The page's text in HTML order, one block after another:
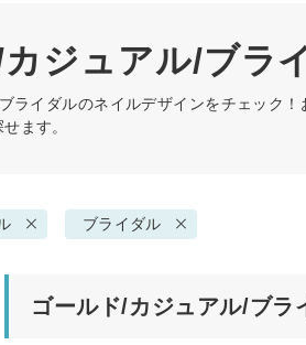
ジュアル/ブラ
ライダルのネイルデザインをチェック
ます。
ブライダル
ゴールド/カジュアル/ブラ